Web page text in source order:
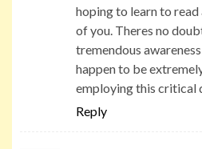
hoping to learn to
of you. Theres no
tremendous
happen to be
employing this critical
Reply